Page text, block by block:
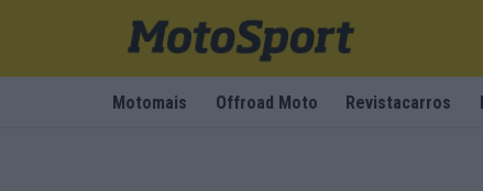
Motomais Offroad Moto Revistacarros